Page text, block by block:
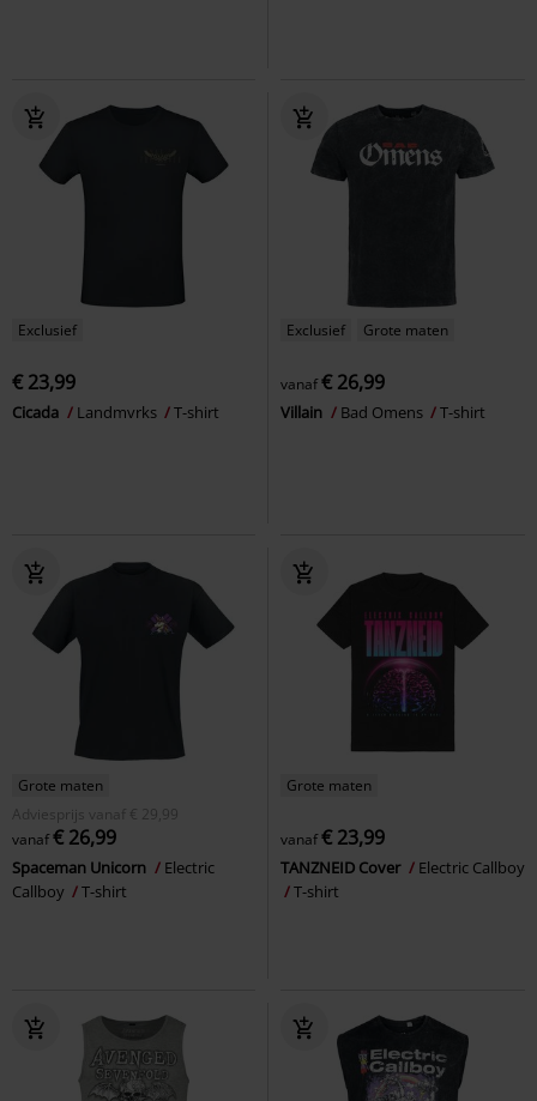
Exclusief
€ 23,99
Cicada Landmvrks T-shirt
Exclusief Grote maten
vanaf€ 26,99
Villain Bad Omens T-shirt
Grote maten
Adviesprijs
vanaf € 29,99
vanaf€ 26,99
Spaceman Unicorn
Electric
Callboy
T-shirt
Grote maten
vanaf€ 23,99
TANZNEID Cover
Electric Callboy
T-shirt